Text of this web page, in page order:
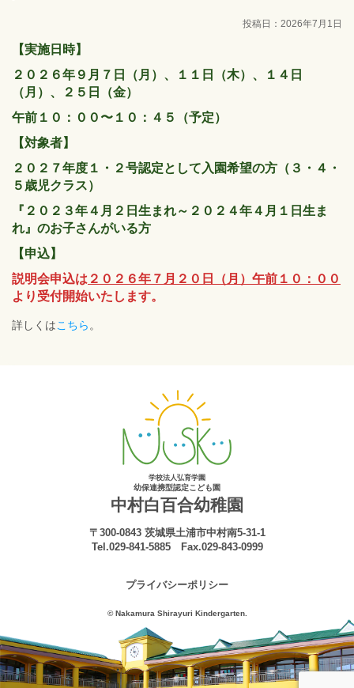
投稿日：2026年7月1日
【実施日時】
２０２６年９月７日（月）、１１日（木）、１４日
（月）、２５日（金）
午前１０：００〜１０：４５（予定）
【対象者】
２０２７年度１・２号認定として入園希望の方（３・４・
５歳児クラス）
『２０２３年４月２日生まれ～２０２４年４月１日生ま
れ』のお子さんがいる方
【申込】
説明会申込は ２０２６年７月２０日（月）午前１０：００
より受付開始いたします。
詳しくはこちら 。
学校法人弘育学園
幼保連携型認定こども園
中村白百合幼稚園
〒300-0843 茨城県土浦市中村南5-31-1
Tel.029-841-5885 Fax.029-843-0999
プライバシーポリシー
© Nakamura Shirayuri Kindergarten.